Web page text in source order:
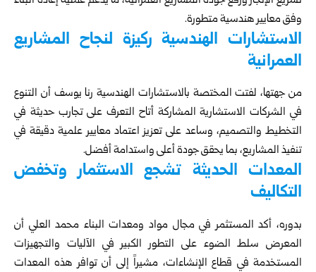
وفق معايير هندسية متطورة.
الاستشارات الهندسية ركيزة لنجاح المشاريع
العمرانية
من جهتها، لفتت المختصة بالاستشارات الهندسية رنا يوسف أن التنوع
في الشركات الاستشارية المشاركة أتاح التعرف على تجارب حديثة في
التخطيط والتصميم، وساعد على تعزيز اعتماد معايير علمية دقيقة في
تنفيذ المشاريع، بما يحقق جودة أعلى واستدامة أفضل.
المعدات الحديثة تشجع الاستثمار وتخفض
التكاليف
بدوره، أكد المستثمر في مجال مواد ومعدات البناء محمد العلي أن
المعرض سلط الضوء على التطور الكبير في الآليات والتجهيزات
المستخدمة في قطاع الإنشاءات، مشيراً إلى أن توافر هذه المعدات